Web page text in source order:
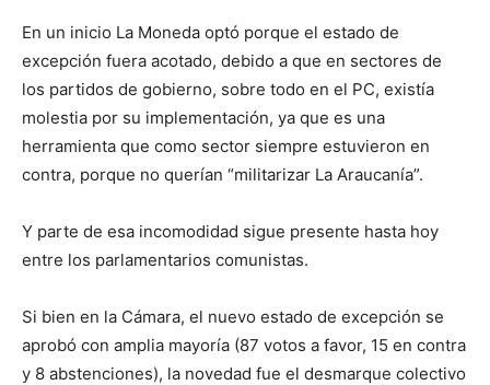
En un inicio La Moneda optó porque el estado de
excepción fuera acotado, debido a que en sectores de
los partidos de gobierno, sobre todo en el PC, existía
molestia por su implementación, ya que es una
herramienta que como sector siempre estuvieron en
contra, porque no querían “militarizar La Araucanía”.
Y parte de esa incomodidad sigue presente hasta hoy
entre los parlamentarios comunistas.
Si bien en la Cámara, el nuevo estado de excepción se
aprobó con amplia mayoría (87 votos a favor, 15 en contra
y 8 abstenciones), la novedad fue el desmarque colectivo